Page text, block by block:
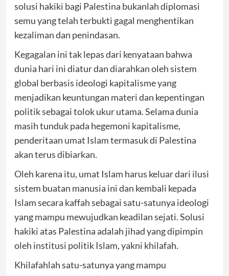
solusi hakiki bagi Palestina bukanlah diplomasi
semu yang telah terbukti gagal menghentikan
kezaliman dan penindasan.
Kegagalan ini tak lepas dari kenyataan bahwa
dunia hari ini diatur dan diarahkan oleh sistem
global berbasis ideologi kapitalisme yang
menjadikan keuntungan materi dan kepentingan
politik sebagai tolok ukur utama. Selama dunia
masih tunduk pada hegemoni kapitalisme,
penderitaan umat Islam termasuk di Palestina
akan terus dibiarkan.
Oleh karena itu, umat Islam harus keluar dari ilusi
sistem buatan manusia ini dan kembali kepada
Islam secara kaffah sebagai satu-satunya ideologi
yang mampu mewujudkan keadilan sejati. Solusi
hakiki atas Palestina adalah jihad yang dipimpin
oleh institusi politik Islam, yakni khilafah.
Khilafahlah satu-satunya yang mampu